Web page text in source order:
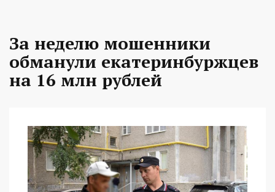
За неделю мошенники
обманули екатеринбуржцев
на 16 млн рублей